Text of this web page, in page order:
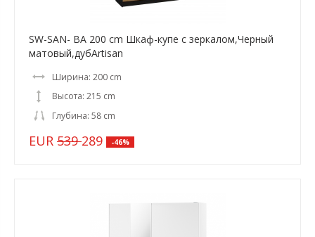
SW-SAN- BA 200 cm Шкаф-купе с зеркалом,Черный
матовый,дубArtisan
Ширина: 200 cm
Высота: 215 cm
Глубина: 58 cm
EUR 539289 -46%